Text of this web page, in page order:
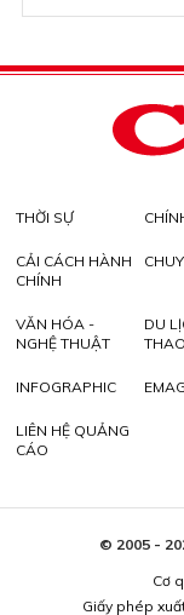
THỜI SỰ
CẢI CÁCH HÀNH
CHÍNH
VĂN HÓA -
NGHỆ THUẬT
DU
THAO
INFOGRAPHIC
LIÊN HỆ QUẢNG
CÁO
© 2005 -
Cơ
Giấy phép